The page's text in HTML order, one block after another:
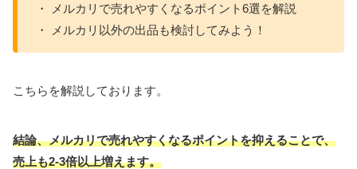
・ メルカリで売れやすくなるポイント6選を解説
・ メルカリ以外の出品も検討してみよう！
こちらを解説しております。
結論、メルカリで売れやすくなるポイントを抑えることで、
売上も2-3倍以上増えます。